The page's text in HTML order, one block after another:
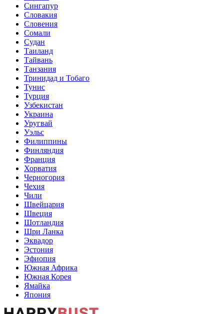
Сингапур
Словакия
Словения
Сомали
Судан
Таиланд
Тайвань
Танзания
Тринидад и Тобаго
Тунис
Турция
Узбекистан
Украина
Уругвай
Уэльс
Филиппины
Финляндия
Франция
Хорватия
Черногория
Чехия
Чили
Швейцария
Швеция
Шотландия
Шри Ланка
Эквадор
Эстония
Эфиопия
Южная Африка
Южная Корея
Ямайка
Япония